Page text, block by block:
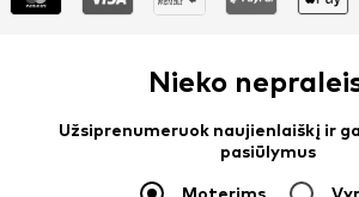
Nieko
Užsiprenumeruok naujienlaiškį ir
pasiūlymus